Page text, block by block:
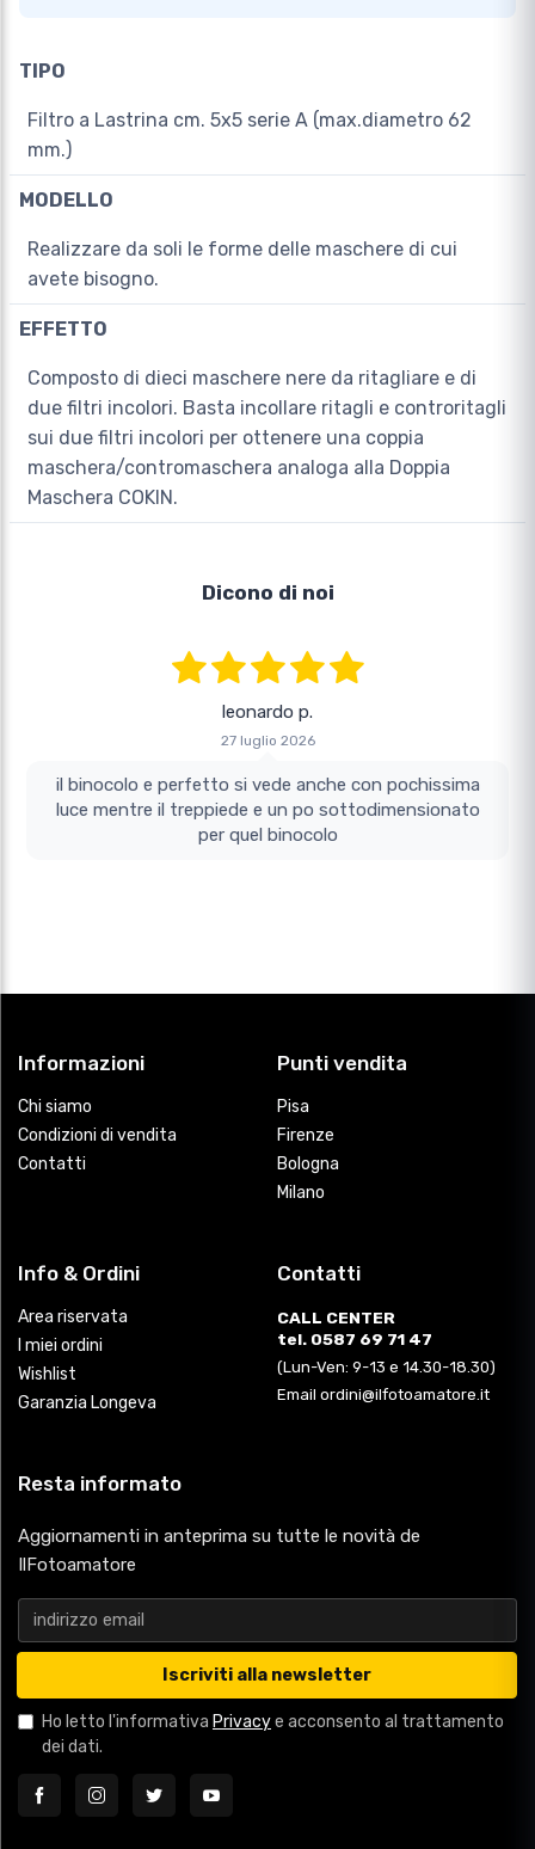
TIPO
Filtro a Lastrina cm. 5x5 serie A (max.diametro 62
mm.)
MODELLO
Realizzare da soli le forme delle maschere di cui
avete bisogno.
EFFETTO
Composto di dieci maschere nere da ritagliare e di
due filtri incolori. Basta incollare ritagli e controritagli
sui due filtri incolori per ottenere una coppia
maschera/contromaschera analoga alla Doppia
Maschera COKIN.
Dicono di noi
leonardo p.
27 luglio 2026
il binocolo e perfetto si vede anche con pochissima
luce mentre il treppiede e un po sottodimensionato
per quel binocolo
Informazioni
Chi siamo
Condizioni di vendita
Contatti
Punti vendita
Pisa
Firenze
Bologna
Milano
Info & Ordini
Area riservata
I miei ordini
Wishlist
Garanzia Longeva
Contatti
CALL CENTER
tel. 0587 69 71 47
(Lun-Ven: 9-13 e 14.30-18.30)
Email ordini@ilfotoamatore.it
Resta informato
Aggiornamenti in anteprima su tutte le novità de
IlFotoamatore
Iscriviti alla newsletter
Ho letto l'informativa Privacye acconsento al trattamento
dei dati.